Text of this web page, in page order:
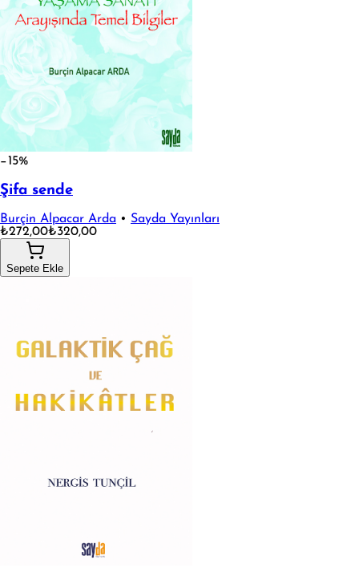
−15%
Şifa sende
Burçin Alpacar Arda • Sayda Yayınları
₺272,00₺320,00
Sepete Ekle